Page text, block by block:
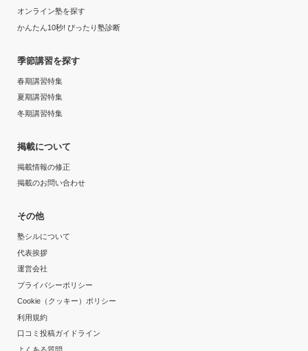
オンライン塾を探す
かんたん10秒! ぴったり塾診断
季節講習を探す
春期講習特集
夏期講習特集
冬期講習特集
掲載について
掲載情報の修正
掲載のお問い合わせ
その他
塾シルについて
代表挨拶
運営会社
プライバシーポリシー
Cookie（クッキー）ポリシー
利用規約
口コミ投稿ガイドライン